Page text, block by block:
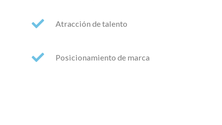
Atracción de talento
Posicionamiento de marca